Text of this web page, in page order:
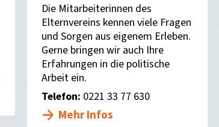
Die Mitarbeiterinnen des
Elternvereins kennen viele Fragen
und Sorgen aus eigenem Erleben.
Gerne bringen wir auch Ihre
Erfahrungen in die politische
Arbeit ein.
Telefon: 0221 33 77 630
Mehr Infos